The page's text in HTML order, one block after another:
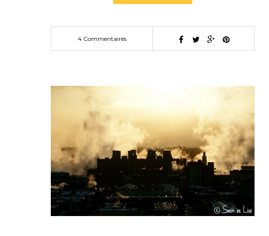
4 Commentaires